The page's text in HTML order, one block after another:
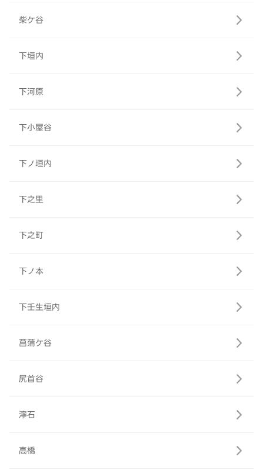
柴ケ谷
下垣内
下河原
下小屋谷
下ノ垣内
下之里
下之町
下ノ本
下壬生垣内
菖蒲ケ谷
尻首谷
濘石
高橋